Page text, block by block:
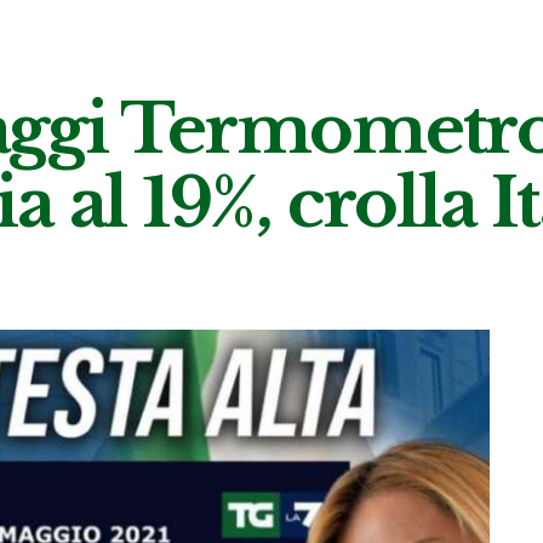
al 19%, crolla